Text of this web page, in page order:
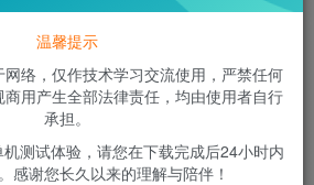
以下用户组可查看
限时超会玩及以上会员
温馨提示
络，仅作技术学习交流使用，严禁任何
用产生全部法律责任，均由使用者自行
承担。
测试体验，请您在下载完成后24小时内
感谢您长久以来的理解与陪伴！